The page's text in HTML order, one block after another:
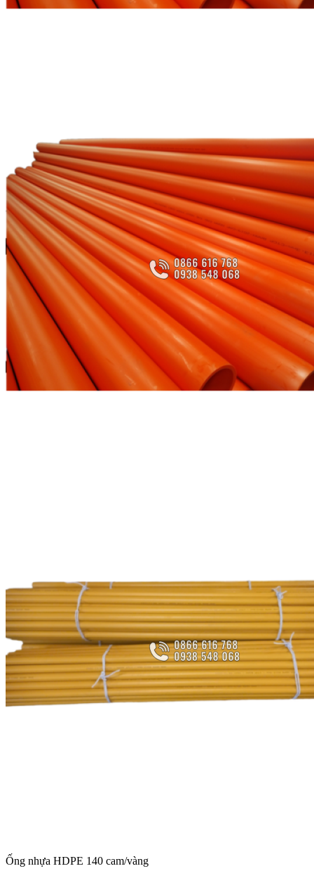
Ống nhựa HDPE 140 cam/vàng